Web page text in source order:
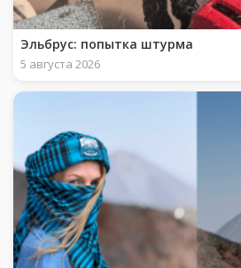
Эльбрус: попытка штурма
5 августа 2026